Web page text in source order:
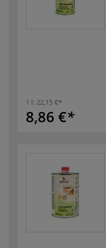
1 l: 22,15 €
8,86 €